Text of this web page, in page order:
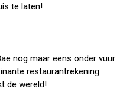
te laten!
nog maar eens onder vuur:
restaurantrekening
de wereld!